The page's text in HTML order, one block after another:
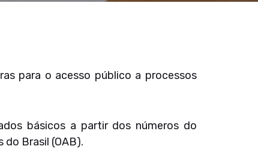
para o acesso público a processos
básicos a partir dos números do
Brasil (OAB).